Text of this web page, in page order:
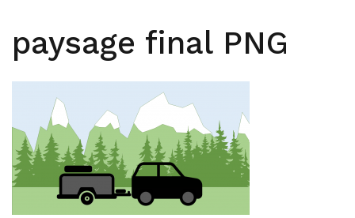
paysage final PNG